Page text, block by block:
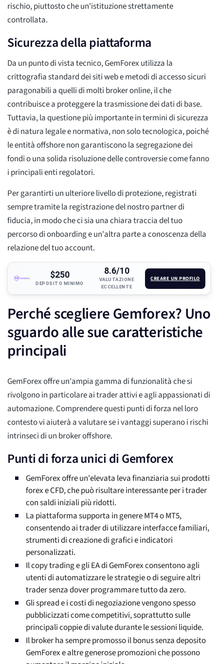
rischio, piuttosto che un'istituzione strettamente
controllata.
Sicurezza della piattaforma
Da un punto di vista tecnico, GemForex utilizza la
crittografia standard dei siti web e metodi di accesso sicuri
paragonabili a quelli di molti broker online, il che
contribuisce a proteggere la trasmissione dei dati di base.
Tuttavia, la questione più importante in termini di sicurezza
è di natura legale e normativa, non solo tecnologica, poiché
le entità offshore non garantiscono la segregazione dei
fondi o una solida risoluzione delle controversie come fanno
i principali enti regolatori.
Per garantirti un ulteriore livello di protezione, registrati
sempre tramite la registrazione del nostro partner di
fiducia, in modo che ci sia una chiara traccia del tuo
percorso di onboarding e un'altra parte a conoscenza della
relazione del tuo account.
$250
DEPOSITO MINIMO
8.6/10
VALUTAZIONE
ECCELLENTE
CREARE UN PROFILO
Perché scegliere Gemforex? Uno
sguardo alle sue caratteristiche
principali
GemForex offre un'ampia gamma di funzionalità che si
rivolgono in particolare ai trader attivi e agli appassionati di
automazione. Comprendere questi punti di forza nel loro
contesto vi aiuterà a valutare se i vantaggi superano i rischi
intrinseci di un broker offshore.
Punti di forza unici di Gemforex
GemForex offre un'elevata leva finanziaria sui prodotti
forex e CFD, che può risultare interessante per i trader
con saldi iniziali più ridotti.
La piattaforma supporta in genere MT4 o MT5,
consentendo ai trader di utilizzare interfacce familiari,
strumenti di creazione di grafici e indicatori
personalizzati.
Il copy trading e gli EA di GemForex consentono agli
utenti di automatizzare le strategie o di seguire altri
trader senza dover programmare tutto da zero.
Gli spread e i costi di negoziazione vengono spesso
pubblicizzati come competitivi, soprattutto sulle
principali coppie di valute durante le sessioni liquide.
Il broker ha sempre promosso il bonus senza deposito
GemForex e altre generose promozioni che possono